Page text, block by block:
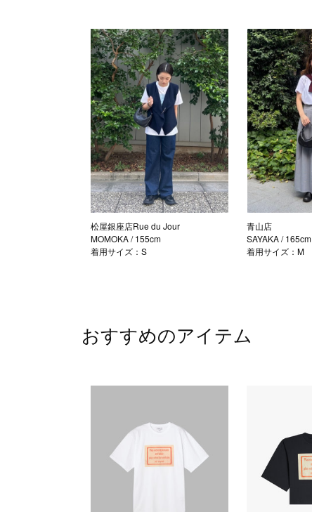
松屋銀座店Rue du Jour
MOMOKA/ 155cm
着用サイズ：S
青山店
SAYAKA/ 165cm
着用サイズ：M
おすすめのアイテム